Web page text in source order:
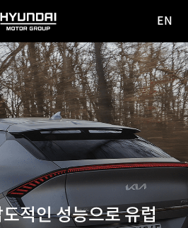
HYUNDAI
MOTOR
GROUP
사이
이동
EN
적인 성능으로 유럽